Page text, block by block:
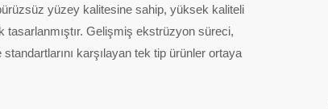
yüzey kalitesine sahip, yüksek kaliteli
Gelişmiş ekstrüzyon süreci,
karşılayan tek tip ürünler ortaya